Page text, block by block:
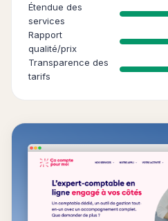
Étendue des
services
Rapport
qualité/prix
Transparence des
tarifs